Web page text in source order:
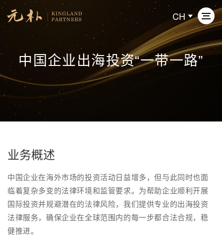
CH
关于元朴
业务领域
专业人员
新闻动态
联系我们
中国企业出海投资“一带一路”
业务概述
中国企业在海外市场的投资活动日益增多，但与此同时也面
临着复杂多变的法律环境和监管要求。为帮助企业顺利开展
国际投资并规避潜在的法律风险，我们提供专业的出海投资
法律服务，确保企业在全球范围内的每一步都合法合规，稳
健推进。